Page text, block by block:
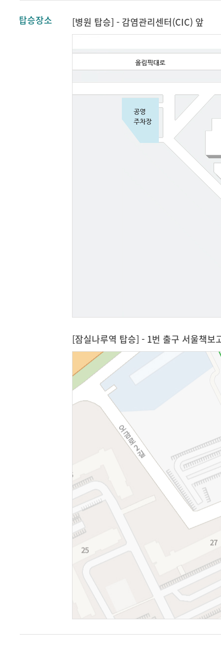
탑승장소 [병원 탑승] - 감염관리센터(CIC) 앞
[잠실나루역 탑승] - 1번 출구 서울책보